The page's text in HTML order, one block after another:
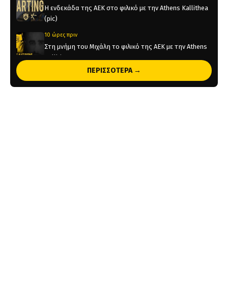
Η ενδεκάδα της ΑΕΚ στο φιλικό με την Athens Kallithea
(pic)
10 ώρες πριν
Στη μνήμη του Μιχάλη το φιλικό της ΑΕΚ με την Athens
Kallithea
Τέλος από την ΑΕΚ ο Δέδες
ΠΕΡΙΣΣΟΤΕΡΑ →